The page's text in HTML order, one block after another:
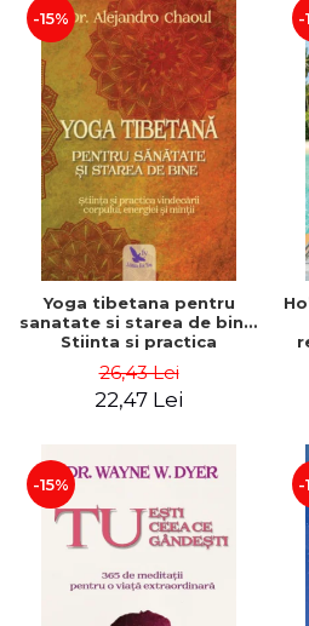
-15%
Yoga tibetana pentru
sanatate si starea de bine.
Stiinta si practica
energiei si mintii – Dr.
Alejandro Chaoul
26,43 Lei
22,47 Lei
-
-15% -